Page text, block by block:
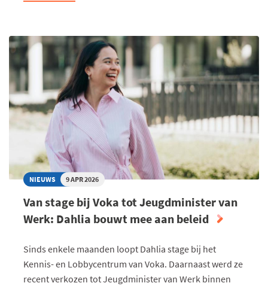
GEEN
SPRINT,
MAAR
EEN
PLOEGSPORT"
NIEUWS 9 APR 2026
Van stage bij Voka tot Jeugdminister van
Werk: Dahlia bouwt mee aan beleid
Sinds enkele maanden loopt Dahlia stage bij het
Kennis- en Lobbycentrum van Voka. Daarnaast werd ze
recent verkozen tot Jeugdminister van Werk binnen